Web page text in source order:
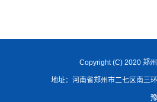
Copyright (C) 2020 郑
地址：河南省郑州市二七区南三